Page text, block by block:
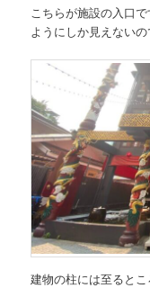
こちらが施設の入口
ようにしか見えない
建物の柱には至るとこ